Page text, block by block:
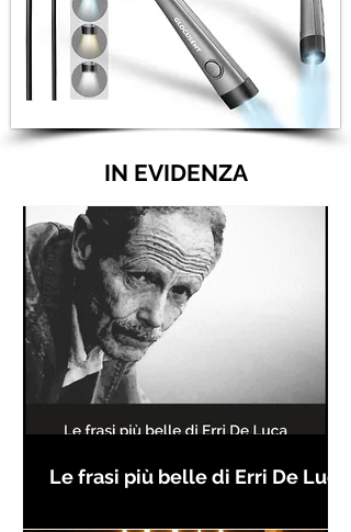
IN EVIDENZA
Le frasi più belle di Erri De Luca